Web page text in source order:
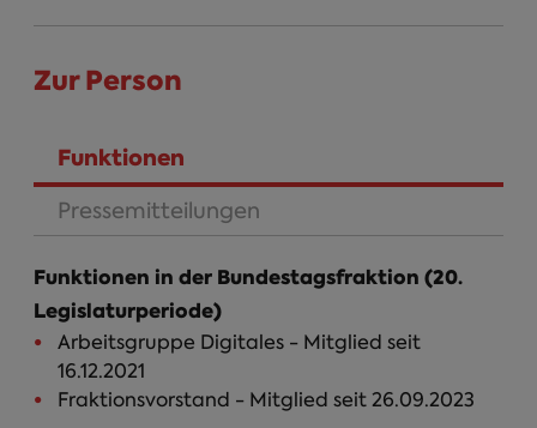
Zur Person
Funktionen
(aktiver Reiter)
Pressemitteilungen
Funktionen in der Bundestagsfraktion (20.
Legislaturperiode)
Arbeitsgruppe Digitales - Mitglied seit
16.12.2021
Fraktionsvorstand - Mitglied seit 26.09.2023